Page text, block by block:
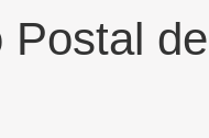
Postal